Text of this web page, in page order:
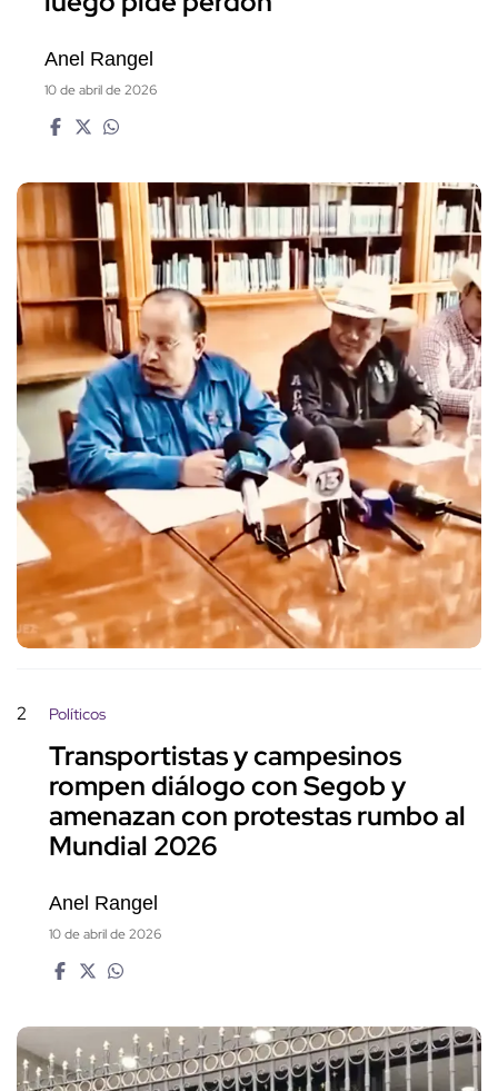
Anel Rangel
10 de abril de 2026
2 Políticos
Transportistas y campesinos
rompen diálogo con Segob y
amenazan con protestas rumbo al
Mundial 2026
Anel Rangel
10 de abril de 2026